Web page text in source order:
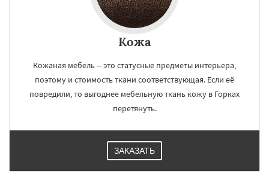
×
Кожа
Кожаная мебель – это статусные предметы интерьера,
поэтому и стоимость ткани соответствующая. Если её
повредили, то выгоднее мебельную ткань кожу в Горках
перетянуть.
ЗАКАЗАТЬ
УЗНАТЬ ПОДРОБНЕЕ ×